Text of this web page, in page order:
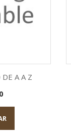
rápida
A A Z